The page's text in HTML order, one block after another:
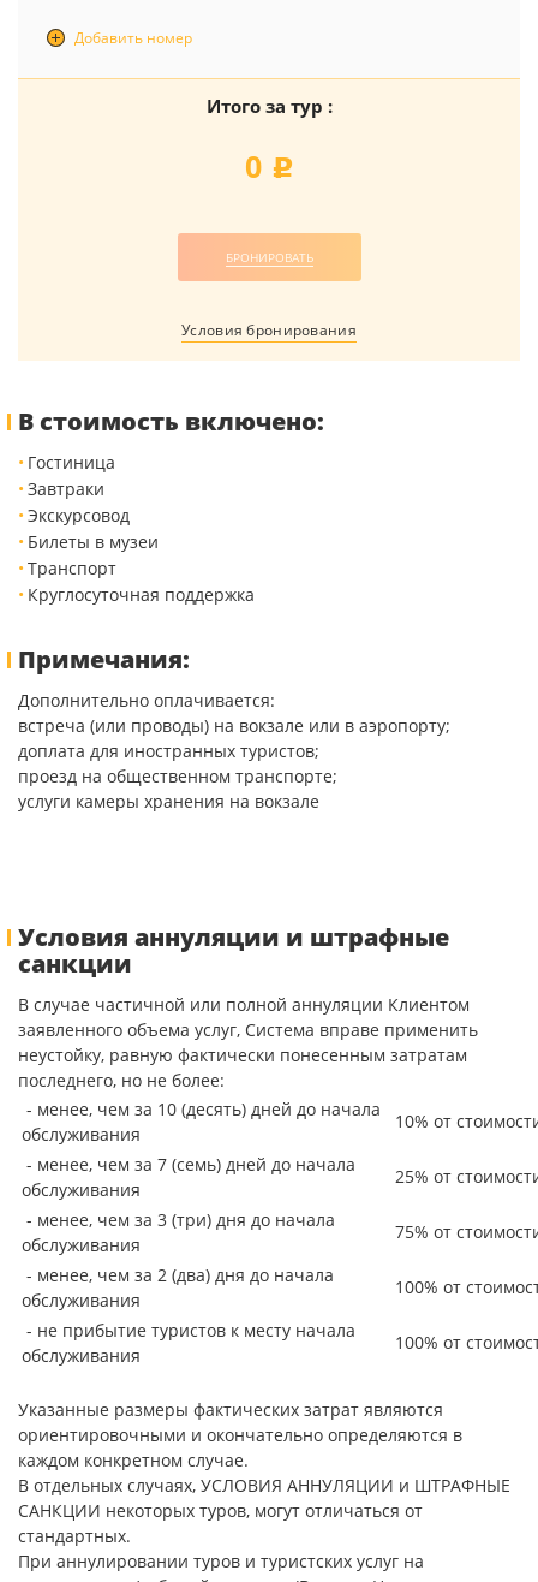
Добавить номер
Итого за тур :
0 j
БРОНИРОВАТЬ
Условия бронирования
В стоимость включено:
Гостиница
Завтраки
Экскурсовод
Билеты в музеи
Транспорт
Круглосуточная поддержка
Примечания:
Дополнительно оплачивается:
встреча (или проводы) на вокзале или в аэропорту;
доплата для иностранных туристов;
проезд на общественном транспорте;
услуги камеры хранения на вокзале
Условия аннуляции и штрафные
санкции
В случае частичной или полной аннуляции Клиентом
заявленного объема услуг, Система вправе применить
неустойку, равную фактически понесенным затратам
последнего, но не более:
- менее, чем за 10 (десять) дней до начала
обслуживания
10% от
- менее, чем за 7 (семь) дней до начала
обслуживания
25% от
- менее, чем за 3 (три) дня до начала
обслуживания
75% от
- менее, чем за 2 (два) дня до начала
обслуживания
100% от
- не прибытие туристов к месту начала
обслуживания
100% от
Указанные размеры фактических затрат являются
ориентировочными и окончательно определяются в
каждом конкретном случае.
В отдельных случаях, УСЛОВИЯ АННУЛЯЦИИ и ШТРАФНЫЕ
САНКЦИИ некоторых туров, могут отличаться от
стандартных.
При аннулировании туров и туристских услуг на